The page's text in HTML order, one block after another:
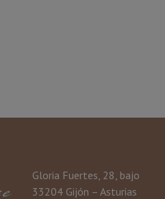
Gloria Fuertes, 28, bajo
33204 Gijón – Asturias